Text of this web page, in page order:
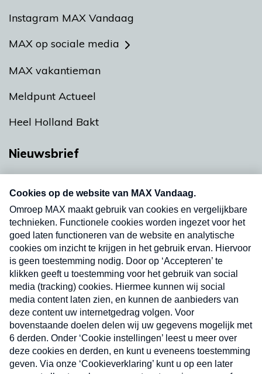
Instagram MAX Vandaag
MAX op sociale media
MAX vakantieman
Meldpunt Actueel
Heel Holland Bakt
Nieuwsbrief
nieuwsbrief. Elke vrijdag- en dinsdagochtend in
uw mailbox.
Verzend
Nieuwsbrief